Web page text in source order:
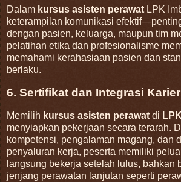
Dalam kursus asisten perawatLPK
keterampilan komunikasi
dengan pasien, keluarga, maupun tim
pelatihan etika dan profesionalisme
memahami kerahasiaan pasien dan
berlaku.
6. Sertifikat dan Integrasi Karier
Memilih kursus asisten perawat di
menyiapkan pekerjaan secara terarah.
kompetensi, pengalaman magang, dan
penyaluran kerja, peserta memiliki
langsung bekerja setelah lulus, bahkan
jenjang perawatan lanjutan seperti